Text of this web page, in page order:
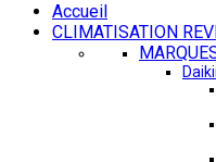
Accueil
CLIMATISATION